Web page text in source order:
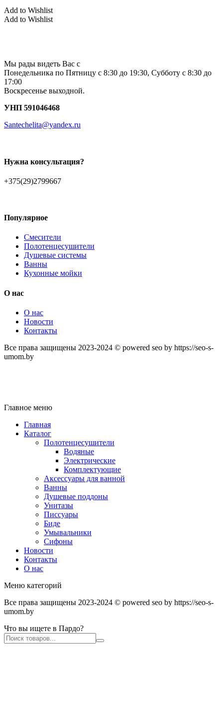
Add to Wishlist
Add to Wishlist
Мы рады видеть Вас с
Понедельника по Пятницу с 8:30 до 19:30, Субботу с 8:30 до
17:00
Воскресенье выходной.
УНП 591046468
Santechelita@yandex.ru
Нужна консультация?
+375(29)2799667
Популярное
Смесители
Полотенцесушители
Душевые системы
Ванны
Кухонные мойки
О нас
О нас
Новости
Контакты
Все права защищены 2023-2024 © powered seo by https://seo-s-
umom.by
Главное меню
Главная
Каталог
Полотенцесушители
Водяные
Электрические
Комплектующие
Аксессуары для ванной
Ванны
Душевые поддоны
Унитазы
Писсуары
Биде
Умывальники
Сифоны
Новости
Контакты
О нас
Меню категорий
Все права защищены 2023-2024 © powered seo by https://seo-s-
umom.by
Что вы ищете в Пардо?